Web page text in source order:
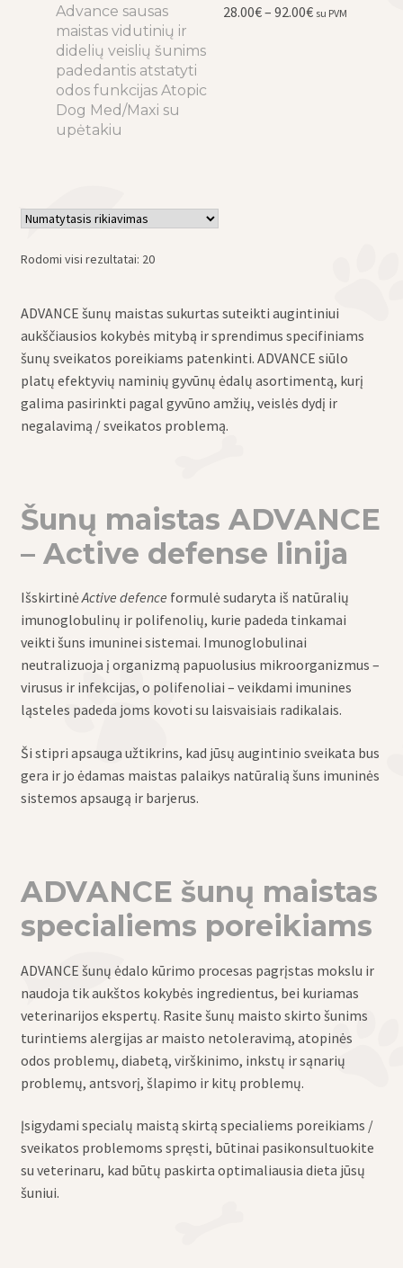
This
has
chosen
Advance sausas
maistas vidutinių ir
didelių veislių šunims
padedantis atstatyti
odos funkcijas Atopic
Dog Med/Maxi su
upėtakiu
28.00€– 92.00€Price
su PVM
Rodomi visi rezultatai: 20
ADVANCE šunų maistas sukurtas suteikti augintiniui
aukščiausios kokybės mitybą ir sprendimus specifiniams
šunų sveikatos poreikiams patenkinti. ADVANCE siūlo
platų efektyvių naminių gyvūnų ėdalų asortimentą, kurį
galima pasirinkti pagal gyvūno amžių, veislės dydį ir
negalavimą / sveikatos problemą.
Šunų maistas ADVANCE
– Active defense linija
IšskirtinėActive defence formulė sudaryta iš natūralių
imunoglobulinų ir polifenolių, kurie padeda tinkamai
veikti šuns imuninei sistemai. Imunoglobulinai
neutralizuoja į organizmą papuolusius mikroorganizmus –
virusus ir infekcijas, o polifenoliai – veikdami imunines
ląsteles padeda joms kovoti su laisvaisiais radikalais.
Ši stipri apsauga užtikrins, kad jūsų augintinio sveikata bus
gera ir jo ėdamas maistas palaikys natūralią šuns imuninės
sistemos apsaugą ir barjerus.
ADVANCE šunų maistas
specialiems poreikiams
ADVANCE šunų ėdalo kūrimo procesas pagrįstas mokslu ir
naudoja tik aukštos kokybės ingredientus, bei kuriamas
veterinarijos ekspertų. Rasite šunų maisto skirto šunims
turintiems alergijas ar maisto netoleravimą, atopinės
odos problemų, diabetą, virškinimo, inkstų ir sąnarių
problemų, antsvorį, šlapimo ir kitų problemų.
Įsigydami specialų maistą skirtą specialiems poreikiams /
sveikatos problemoms spręsti, būtinai pasikonsultuokite
su veterinaru, kad būtų paskirta optimaliausia dieta jūsų
šuniui.